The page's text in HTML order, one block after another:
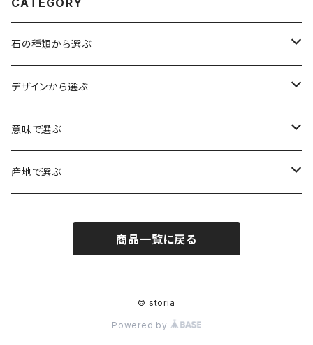
CATEGORY
石の種類から選ぶ
水晶（クォーツ）
アイリスクォーツ（虹入り水晶）
ヒマラヤ水晶
ローズクォーツ（紅水晶）
アメジスト（紫水晶）
スモーキークォーツ（煙水晶）
アイリススモーキークォーツ（虹入り水晶）
デザインから選ぶ
龍彫刻（水晶）
龍彫刻（オニキス）
意味で選ぶ
魔除け・厄除け
癒やし・ヒーリング
産地で選ぶ
商品一覧に戻る
© storia
Powered by